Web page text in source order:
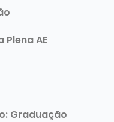
Plena AE
Graduação